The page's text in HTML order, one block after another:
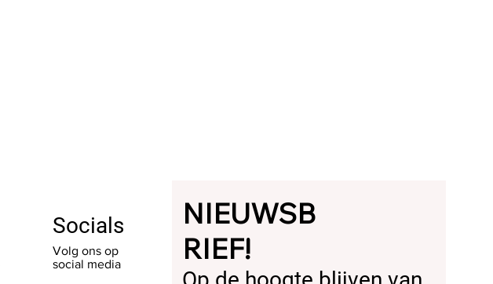
NIEUWSB
RIEF!
Socials
Volg ons op
social media